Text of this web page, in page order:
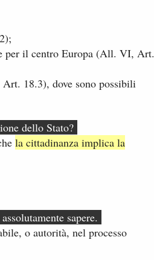
per il centro Europa (All. VI, Art.
18.3), dove sono possibili
dello Stato?
la cittadinanza implica la
sapere.
o autorità, nel processo